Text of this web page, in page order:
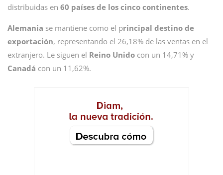
distribuidas en 60 países de los cinco continentes.
Alemania se mantiene como el principal destino de
exportación, representando el 26,18% de las ventas en el
extranjero. Le siguen el Reino Unido con un 14,71% y
Canadá con un 11,62%.